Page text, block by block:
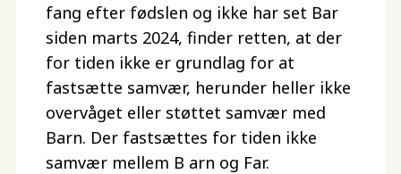
fang efter fødslen og ikke har set Bar
siden marts 2024, finder retten, at der
for tiden ikke er grundlag for at
fastsætte samvær, herunder heller ikke
overvåget eller støttet samvær med
Barn. Der fastsættes for tiden ikke
samvær mellem B arn og Far.